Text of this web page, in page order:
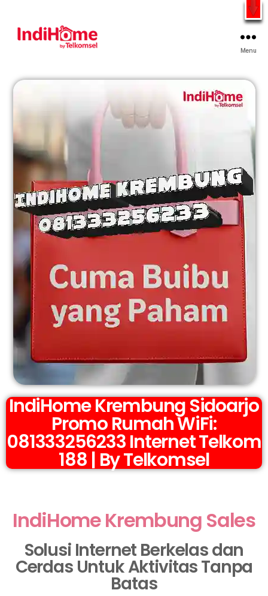
Gratis Pasang Dengan Bayar PDD2 | WiFi 200Rb an By
Menu
IndiHome Krembung Sidoarjo
Promo Rumah WiFi:
081333256233 Internet Telkom
188 | By Telkomsel
IndiHome Krembung Sales
Solusi Internet Berkelas dan
Cerdas Untuk Aktivitas Tanpa
Batas